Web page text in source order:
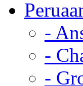
-
-
-